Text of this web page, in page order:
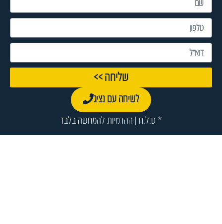
שליחה >>
לשיחה עם נציג
* ט.ל.ח | ההדמיות להמחשה בלבד